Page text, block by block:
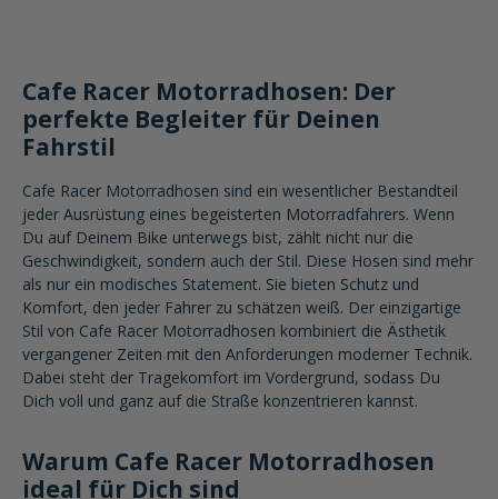
Cafe Racer Motorradhosen: Der
perfekte Begleiter für Deinen
Fahrstil
Cafe Racer Motorradhosen sind ein wesentlicher Bestandteil
jeder Ausrüstung eines begeisterten Motorradfahrers. Wenn
Du auf Deinem Bike unterwegs bist, zählt nicht nur die
Geschwindigkeit, sondern auch der Stil. Diese Hosen sind mehr
als nur ein modisches Statement. Sie bieten Schutz und
Komfort, den jeder Fahrer zu schätzen weiß. Der einzigartige
Stil von Cafe Racer Motorradhosen kombiniert die Ästhetik
vergangener Zeiten mit den Anforderungen moderner Technik.
Dabei steht der Tragekomfort im Vordergrund, sodass Du
Dich voll und ganz auf die Straße konzentrieren kannst.
Warum Cafe Racer Motorradhosen
ideal für Dich sind